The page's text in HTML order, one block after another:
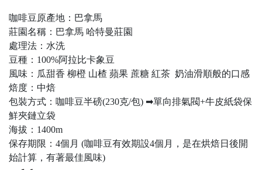
咖啡豆原產地：巴拿馬
莊園名稱：巴拿馬 哈特曼莊園
處理法：水洗
豆種：100%阿拉比卡象豆
風味：瓜甜香 柳橙 山楂 蘋果 蔗糖 紅茶 奶油滑順般的口感
焙度：中焙
包裝方式：咖啡豆半磅(230克/包) ➡單向排氣閥+牛皮紙袋保
鮮夾鏈立袋
海拔：1400m
保存期限：4個月 (咖啡豆有效期設4個月，是在烘焙日後開
始計算，有著最佳風味)